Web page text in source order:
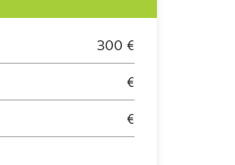
300 €
€
€